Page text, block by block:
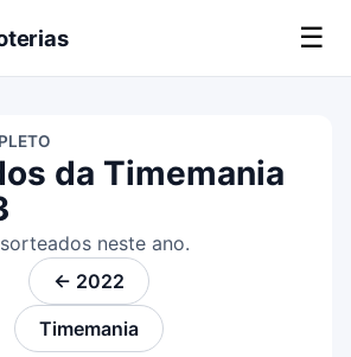
☰
da Timemania
neste ano.
← 2022
Timemania